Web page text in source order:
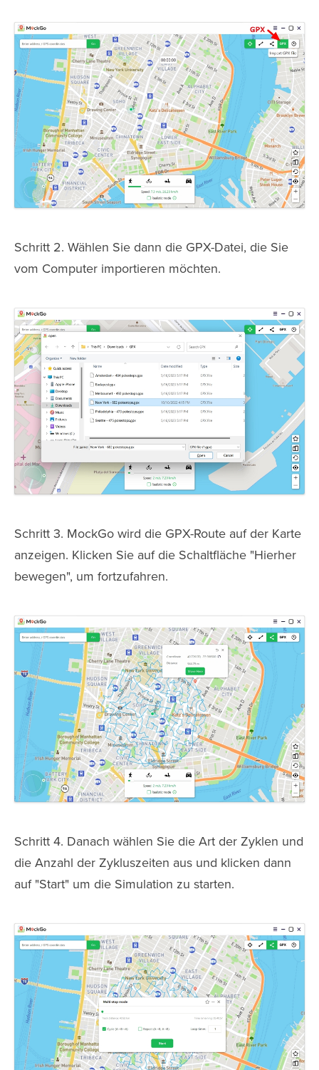
Schritt 2. Wählen Sie dann die GPX-Datei, die Sie
vom Computer importieren möchten.
Schritt 3. MockGo wird die GPX-Route auf der Karte
anzeigen. Klicken Sie auf die Schaltfläche "Hierher
bewegen", um fortzufahren.
Schritt 4. Danach wählen Sie die Art der Zyklen und
die Anzahl der Zykluszeiten aus und klicken dann
auf "Start" um die Simulation zu starten.